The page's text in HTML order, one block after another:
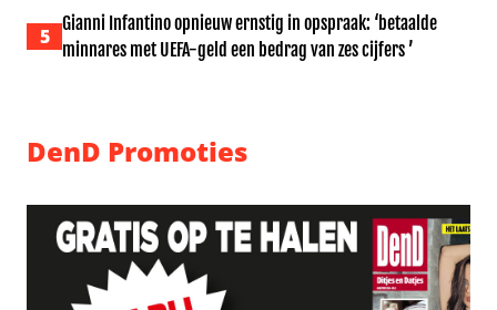
5
Gianni Infantino opnieuw ernstig in opspraak: ‘betaalde
minnares met UEFA-geld een bedrag van zes cijfers ’
DenD Promoties